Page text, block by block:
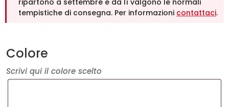
ripartono a settembre e da lì valgono le normali
tempistiche di consegna. Per informazioni contattaci.
Colore
Scrivi qui il colore scelto